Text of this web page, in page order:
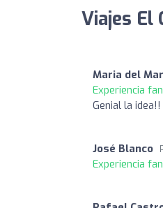
Viajes El
Maria del
Experiencia
Genial la idea!!
José Blanco
Experiencia